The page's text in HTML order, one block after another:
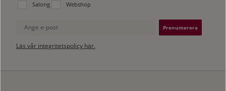
Välj vilken lista du vill prenumerera på:
Salong Webshop
Ange e-post
Läs vår integritetspolicy här.